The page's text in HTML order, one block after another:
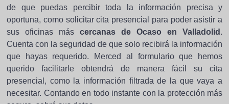
de que puedas percibir toda la información precisa y
oportuna, como solicitar cita presencial para poder asistir a
sus oficinas más cercanas de Ocaso en Valladolid .
Cuenta con la seguridad de que solo recibirá la información
que hayas requerido. Merced al formulario que hemos
querido facilitarle obtendrá de manera fácil su cita
presencial, como la información filtrada de la que vaya a
necesitar. Contando en todo instante con la protección más